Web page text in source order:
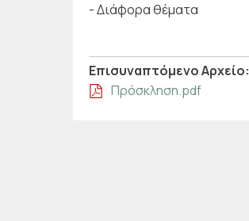
- Διάφορα θέματα
Επισυναπτόμενo Αρχείo:
Πρόσκληση.pdf